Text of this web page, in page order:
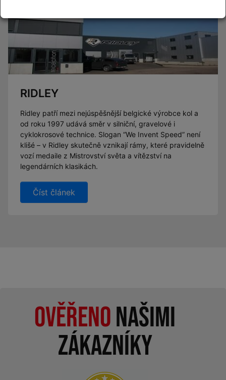
RIDLEY
Ridley patří mezi nejúspěšnější belgické výrobce kol a
od roku 1997 udává směr v silniční, gravelové i
cyklokrosové technice. Slogan “We Invent Speed” není
klišé – v Ridley skutečně vznikají rámy, které pravidelně
vozí medaile z Mistrovství světa a vítězství na
legendárních klasikách.
Číst článek
Ověřenonašimi
zákazníky